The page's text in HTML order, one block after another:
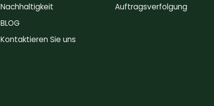
Nachhaltigkeit
BLOG
Kontaktieren Sie uns
Auftragsverfolgung